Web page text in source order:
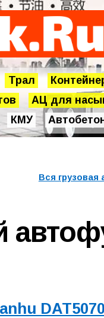
Трал
АЦ для
КМУ
Вся грузовая